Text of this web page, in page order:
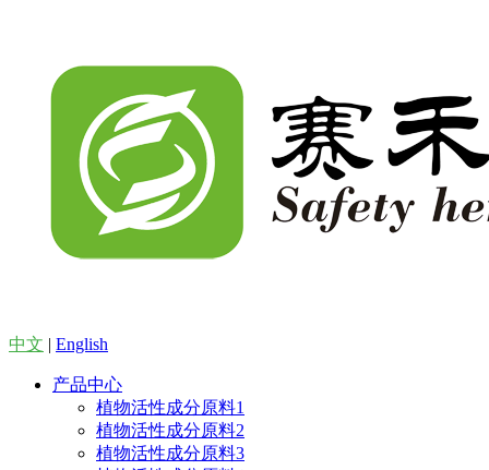
中文 | English
产品中心
植物活性成分原料1
植物活性成分原料2
植物活性成分原料3